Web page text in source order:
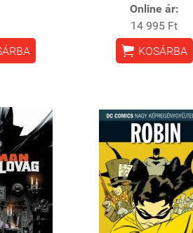
Online ár:
14 995 Ft
 KOSÁRBA